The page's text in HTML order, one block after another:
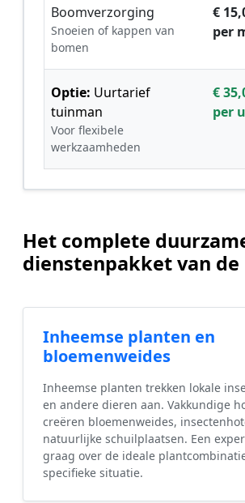
Boomverzorging
Snoeien of kappen van
bomen
€
per
Optie: Uurtarief
tuinman
Voor flexibele
werkzaamheden
€
per
Het complete
dienstenpakket van
Inheemse planten en
bloemenweides
Inheemse planten trekken lokale
en andere dieren aan. Vakkundige
creëren bloemenweides,
natuurlijke schuilplaatsen. Een
graag over de ideale
specifieke situatie.